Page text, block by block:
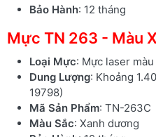
Bảo Hành: 12 tháng
Mực TN 263 - Màu
Loại Mực: Mực laser
Dung Lượng: Khoảng
19798)
Mã Sản Phẩm: TN-263C
Màu Sắc: Xanh dương